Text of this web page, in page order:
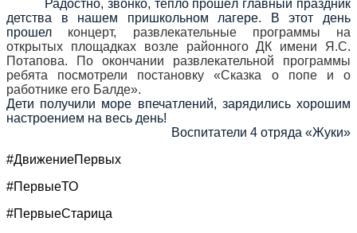
Радостно, звонко, тепло прошёл главный праздник
детства в нашем пришкольном лагере. В этот день
прошел концерт, развлекательные программы на
открытых площадках возле районного ДК имени Я.С.
Потапова. По окончании развлекательной программы
ребята посмотрели постановку «Сказка о попе и о
работнике его Балде».
Дети получили море впечатлений, зарядились хорошим
настроением на весь день!
Воспитатели 4 отряда «Жуки»
#ДвижениеПервых
#ПервыеТО
#ПервыеСтарица